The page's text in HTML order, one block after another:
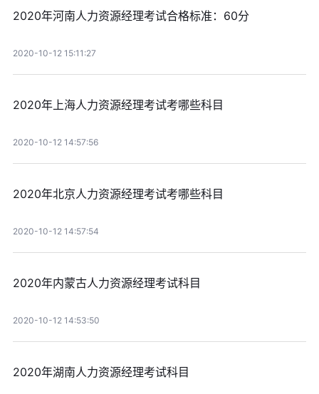
2020年河南人力资源经理考试合格标准：60分
2020-10-12 15:11:27
2020年上海人力资源经理考试考哪些科目
2020-10-12 14:57:56
2020年北京人力资源经理考试考哪些科目
2020-10-12 14:57:54
2020年内蒙古人力资源经理考试科目
2020-10-12 14:53:50
2020年湖南人力资源经理考试科目